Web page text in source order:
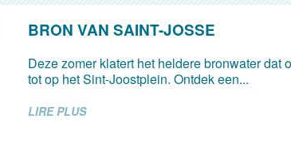
BRON VAN SAINT-JOSSE
Deze zomer klatert het heldere bronwater dat
tot op het Sint-Joostplein. Ontdek een...
LIRE PLUS